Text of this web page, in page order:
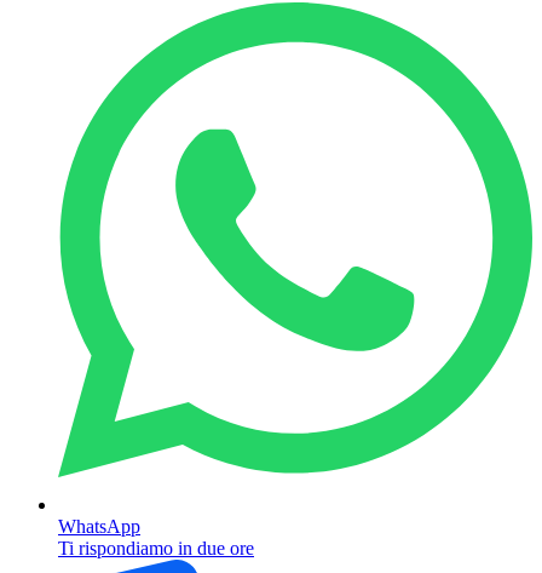
WhatsApp
Ti rispondiamo in due ore